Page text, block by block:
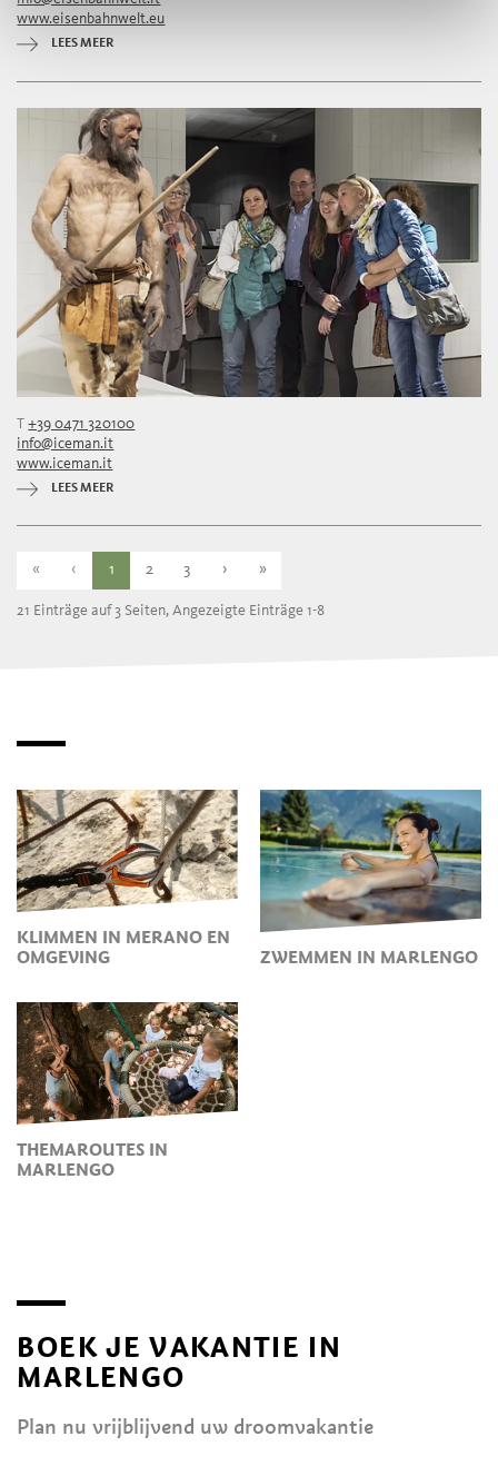
www.eisenbahnwelt.eu
LEES MEER
T+39 0471 320100
info@iceman.it
www.iceman.it
LEES MEER
« ‹ 1 2 3 › »
21 Einträge auf 3 Seiten, Angezeigte Einträge 1-8
KLIMMEN IN MERANO EN
OMGEVING
ZWEMMEN IN MARLENGO
THEMAROUTES IN
MARLENGO
BOEK JE VAKANTIE IN
MARLENGO
Plan nu vrijblijvend uw droomvakantie